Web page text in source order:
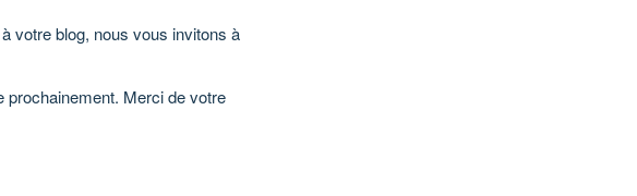
votre blog, nous vous invitons à
prochainement. Merci de votre